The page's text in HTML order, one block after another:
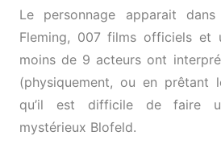
Le personnage apparait
Fleming, 007 films officiels et
moins de 9 acteurs ont
(physiquement, ou en prêtant
qu’il est difficile de faire
mystérieux Blofeld.